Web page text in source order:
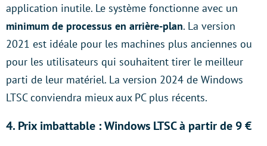
application inutile. Le système fonctionne avec un
minimum de processus en arrière-plan. La version
2021 est idéale pour les machines plus anciennes ou
pour les utilisateurs qui souhaitent tirer le meilleur
parti de leur matériel. La version 2024 de Windows
LTSC conviendra mieux aux PC plus récents.
4. Prix imbattable : Windows LTSC à partir de 9 €